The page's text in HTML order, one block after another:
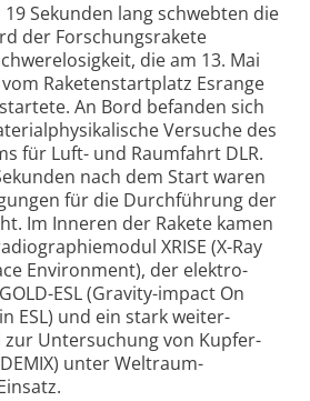
Sekunden lang schwebten die
der Forschungs­rakete
die am 13. Mai
Raketen­startplatz Esrange
An Bord befanden sich
Versuche des
für Luft- und Raumfahrt DLR.
nach dem Start waren
für die Durch­führung der
Im Inneren der Rakete kamen
XRISE (X-Ray
Environment), der elektro­
ESL (Gravity-impact On
ESL) und ein stark weiter­
Unter­suchung von Kupfer-
unter Weltraum­